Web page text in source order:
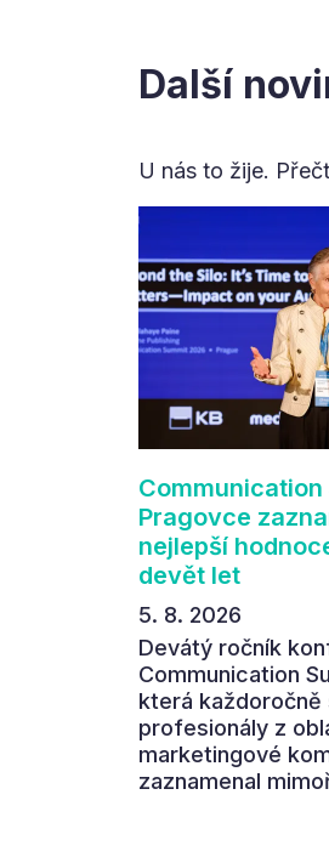
Další
U nás to žije.
Pragovce
nejlepší
devět let
5. 8. 2026
Devátý ročník
Communication
která každoročně
profesionály z
marketingové
zaznamenal